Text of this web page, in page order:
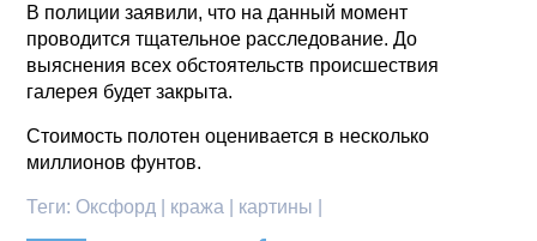
В полиции заявили, что на данный момент
проводится тщательное расследование. До
выяснения всех обстоятельств происшествия
галерея будет закрыта.
Стоимость полотен оценивается в несколько
миллионов фунтов.
Теги: Оксфорд | кража | картины |